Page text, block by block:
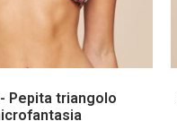
Pepita triangolo